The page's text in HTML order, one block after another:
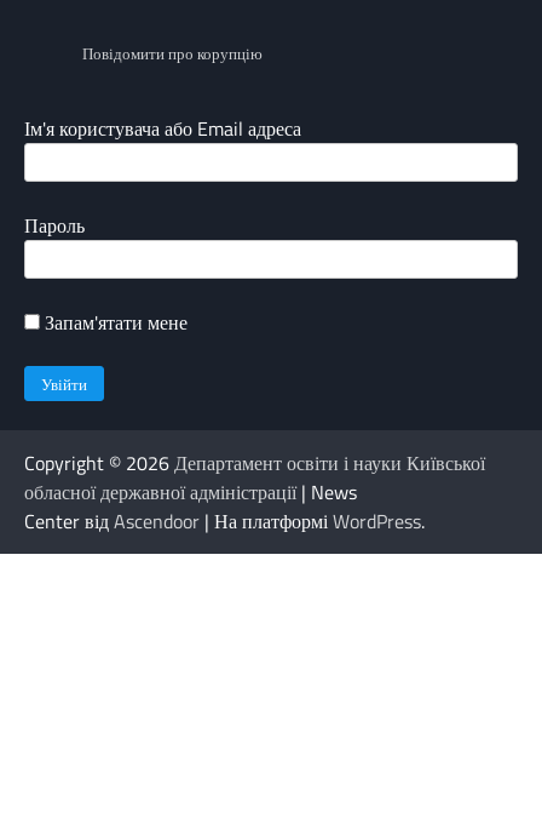
Повідомити про корупцію
Ім'я користувача або Email адреса
Пароль
Запам'ятати мене
Copyright © 2026Департамент освіти і науки Київської
обласної державної адміністрації| News
Center відAscendoor | На платформіWordPress.